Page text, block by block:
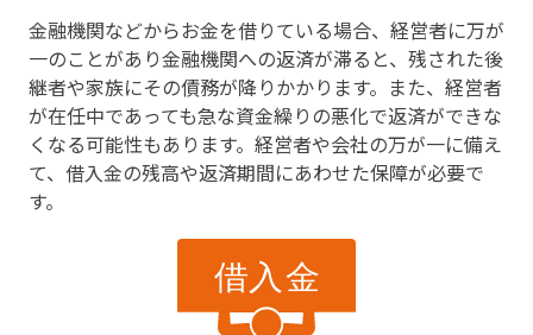
金融機関などからお金を借りている場合、経営者に万が
一のことがあり金融機関への返済が滞ると、残された後
継者や家族にその債務が降りかかります。また、経営者
が在任中であっても急な資金繰りの悪化で返済ができな
くなる可能性もあります。経営者や会社の万が一に備え
て、借入金の残高や返済期間にあわせた保障が必要で
す。